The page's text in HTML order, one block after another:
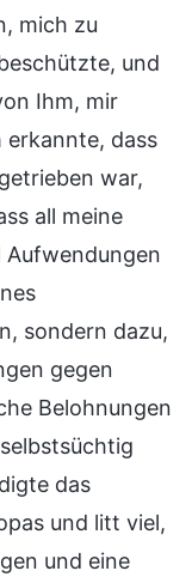
mich zu
und
Ihm, mir
erkannte, dass
war,
all meine
Aufwendungen
sondern dazu,
gegen
Belohnungen
das
und litt viel,
und eine